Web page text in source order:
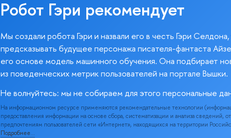
Робот Гэри рекомендует
Мы создали робота Гэри и назвали его в честь Гэри
предсказывать будущее персонажа писателя-фантаста
его основе модель машинного обучения. Она подбирает
из поведенческих метрик пользователей на портале Вышки.
Не волнуйтесь: мы не собираем для этого персональные
На информационном ресурсе применяются рекомендательные технологии
предоставления информации на основе сбора, систематизации и анализа сведений,
предпочтениям пользователей сети «Интернет», находящихся на территории
Подробнее…